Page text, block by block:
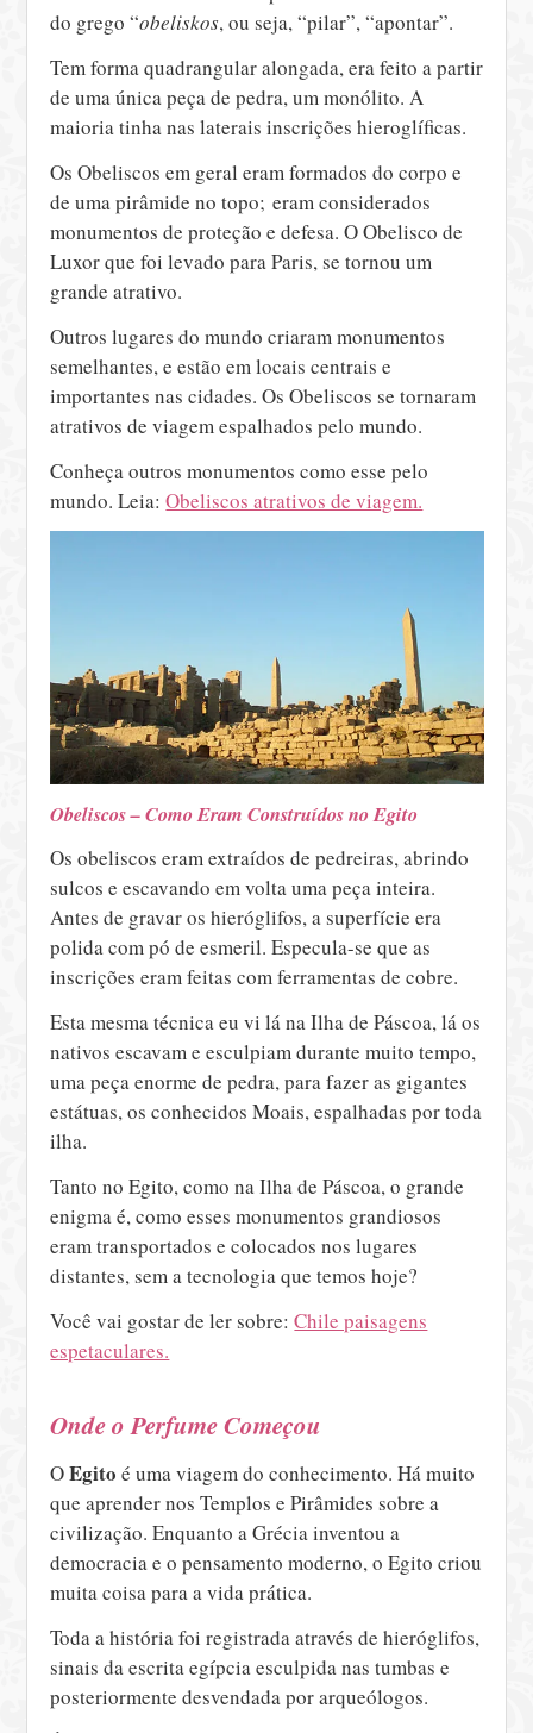
do grego “obeliskos, ou seja, “pilar”, “apontar”.
Tem forma quadrangular alongada, era feito a partir
de uma única peça de pedra, um monólito. A
maioria tinha nas laterais inscrições hieroglíficas.
Os Obeliscos em geral eram formados do corpo e
de uma pirâmide no topo; eram considerados
monumentos de proteção e defesa. O Obelisco de
Luxor que foi levado para Paris, se tornou um
grande atrativo.
Outros lugares do mundo criaram monumentos
semelhantes, e estão em locais centrais e
importantes nas cidades. Os Obeliscos se tornaram
atrativos de viagem espalhados pelo mundo.
Conheça outros monumentos como esse pelo
mundo. Leia:Obeliscos atrativos de viagem.
Obeliscos – Como Eram Construídos no Egito
Os obeliscos eram extraídos de pedreiras, abrindo
sulcos e escavando em volta uma peça inteira.
Antes de gravar os hieróglifos, a superfície era
polida com pó de esmeril. Especula-se que as
inscrições eram feitas com ferramentas de cobre.
Esta mesma técnica eu vi lá na Ilha de Páscoa, lá os
nativos escavam e esculpiam durante muito tempo,
uma peça enorme de pedra, para fazer as gigantes
estátuas, os conhecidos Moais, espalhadas por toda
ilha.
Tanto no Egito, como na Ilha de Páscoa, o grande
enigma é, como esses monumentos grandiosos
eram transportados e colocados nos lugares
distantes, sem a tecnologia que temos hoje?
Você vai gostar de ler sobre:Chile paisagens
espetaculares.
Onde o Perfume Começou
OEgito é uma viagem do conhecimento. Há muito
que aprender nos Templos e Pirâmides sobre a
civilização. Enquanto a Grécia inventou a
democracia e o pensamento moderno, o Egito criou
muita coisa para a vida prática.
Toda a história foi registrada através de hieróglifos,
sinais da escrita egípcia esculpida nas tumbas e
posteriormente desvendada por arqueólogos.